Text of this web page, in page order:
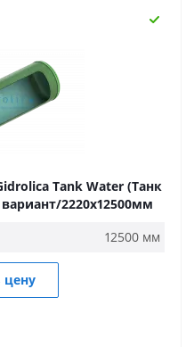
Tank Water (Танк
2220х12500мм
12500 мм
цену